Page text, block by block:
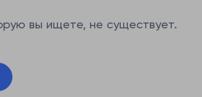
вы ищете, не существует.